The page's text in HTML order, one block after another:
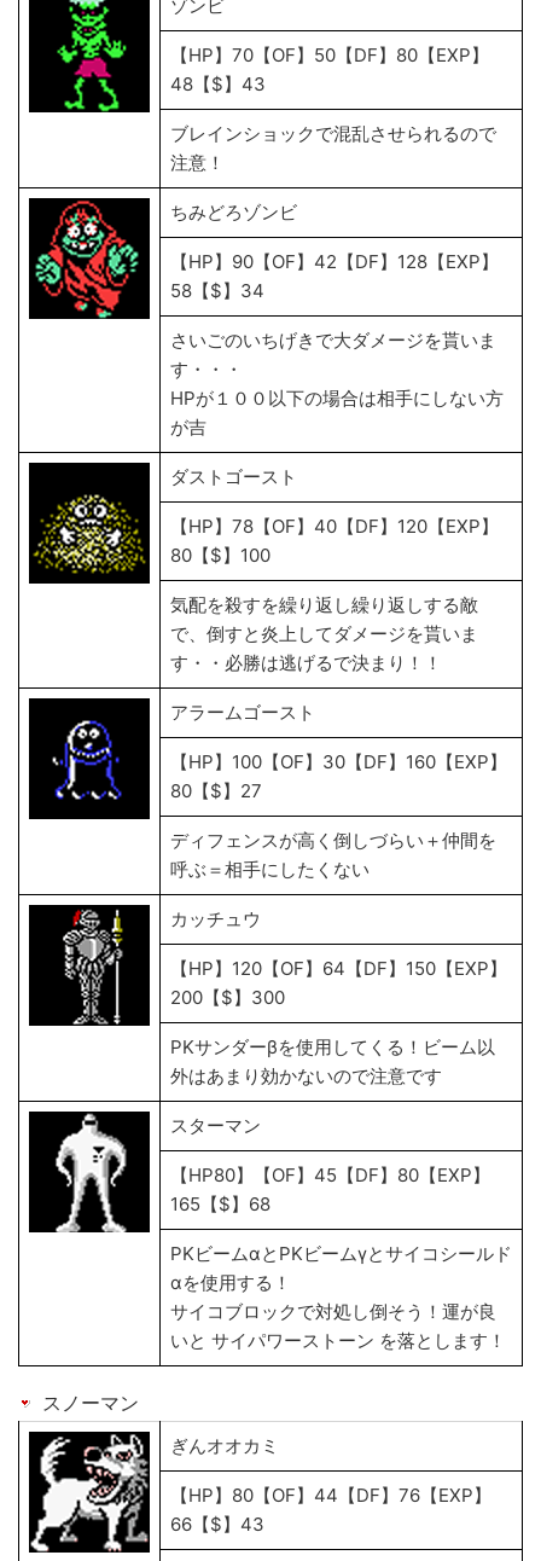
ゾンビ
【HP】70【OF】50【DF】80【EXP】
48【$】43
ブレインショックで混乱させられるので
注意！
ちみどろゾンビ
【HP】90【OF】42【DF】128【EXP】
58【$】34
さいごのいちげきで大ダメージを貰いま
す・・・
HPが１００以下の場合は相手にしない方
が吉
ダストゴースト
【HP】78【OF】40【DF】120【EXP】
80【$】100
気配を殺すを繰り返し繰り返しする敵
で、倒すと炎上してダメージを貰いま
す・・必勝は逃げるで決まり！！
アラームゴースト
【HP】100【OF】30【DF】160【EXP】
80【$】27
ディフェンスが高く倒しづらい＋仲間を
呼ぶ＝相手にしたくない
カッチュウ
【HP】120【OF】64【DF】150【EXP】
200【$】300
PKサンダーβを使用してくる！ビーム以
外はあまり効かないので注意です
スターマン
【HP80】【OF】45【DF】80【EXP】
165【$】68
PKビームαとPKビームγとサイコシールド
αを使用する！
サイコブロックで対処し倒そう！運が良
いと サイパワーストーン を落とします！
スノーマン
ぎんオオカミ
【HP】80【OF】44【DF】76【EXP】
66【$】43